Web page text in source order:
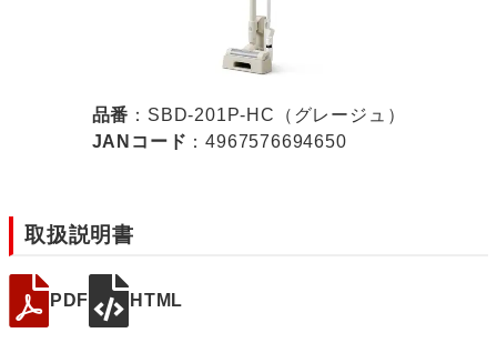
品番 ：SBD-201P-HC（グレージュ）
JANコード ：4967576694650
取扱説明書
PDF HTML